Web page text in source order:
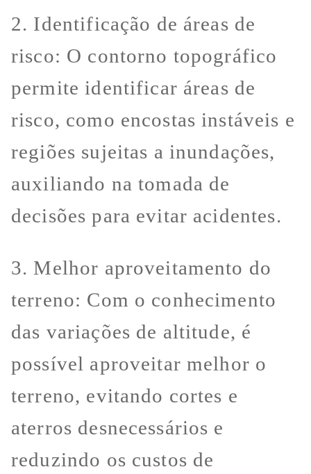
2. Identificação de áreas de
risco: O contorno topográfico
permite identificar áreas de
risco, como encostas instáveis e
regiões sujeitas a inundações,
auxiliando na tomada de
decisões para evitar acidentes.
3. Melhor aproveitamento do
terreno: Com o conhecimento
das variações de altitude, é
possível aproveitar melhor o
terreno, evitando cortes e
aterros desnecessários e
reduzindo os custos de